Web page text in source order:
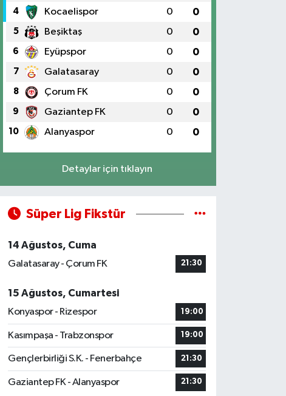
4 Kocaelispor 0 0
5 Beşiktaş 0 0
6 Eyüpspor 0 0
7 Galatasaray 0 0
8 Çorum FK 0 0
9 Gaziantep FK 0 0
10 Alanyaspor 0 0
Detaylar için tıklayın
Süper Lig Fikstür
14 Ağustos, Cuma
Galatasaray - Çorum FK
21:30
15 Ağustos, Cumartesi
Konyaspor - Rizespor
19:00
Kasımpaşa - Trabzonspor 19:00
Gençlerbirliği S.K. - Fenerbahçe 21:30
Gaziantep FK - Alanyaspor 21:30